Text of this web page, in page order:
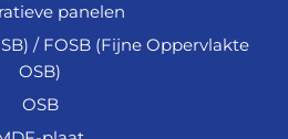
panelen
/ FOSB (Fijne Oppervlakte
OSB)
OSB